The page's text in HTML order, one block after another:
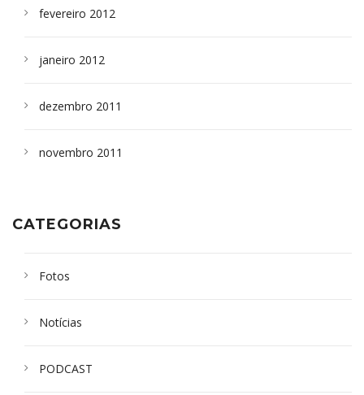
fevereiro 2012
janeiro 2012
dezembro 2011
novembro 2011
CATEGORIAS
Fotos
Notícias
PODCAST